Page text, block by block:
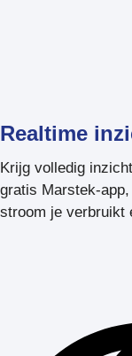
Realtime
Krijg volledig
gratis Marstek-
stroom je verbruikt